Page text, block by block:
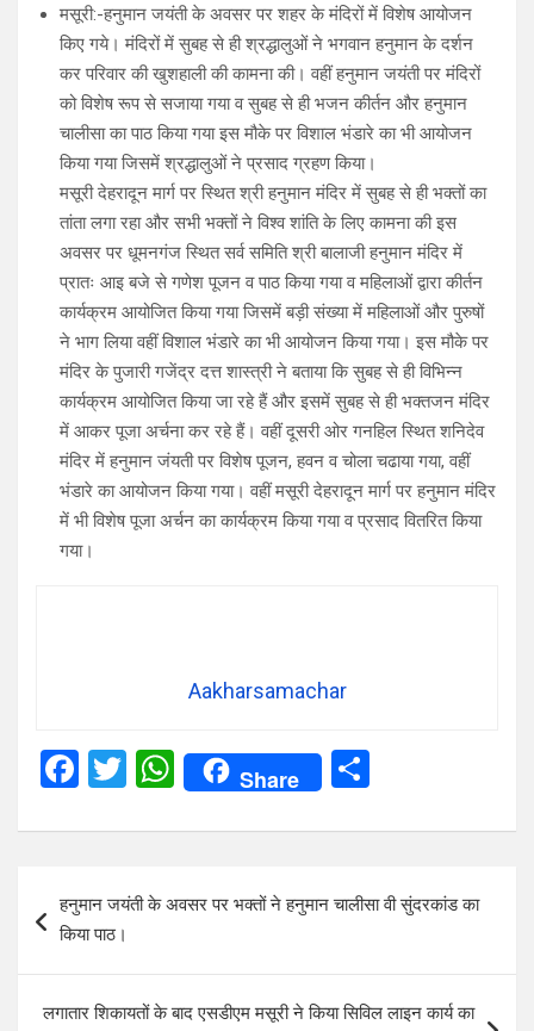
मसूरी:-हनुमान जयंती के अवसर पर शहर के मंदिरों में विशेष आयोजन
किए गये। मंदिरों में सुबह से ही श्रद्धालुओं ने भगवान हनुमान के दर्शन
कर परिवार की खुशहाली की कामना की। वहीं हनुमान जयंती पर मंदिरों
को विशेष रूप से सजाया गया व सुबह से ही भजन कीर्तन और हनुमान
चालीसा का पाठ किया गया इस मौके पर विशाल भंडारे का भी आयोजन
किया गया जिसमें श्रद्धालुओं ने प्रसाद ग्रहण किया।
मसूरी देहरादून मार्ग पर स्थित श्री हनुमान मंदिर में सुबह से ही भक्तों का
तांता लगा रहा और सभी भक्तों ने विश्व शांति के लिए कामना की इस
अवसर पर धूमनगंज स्थित सर्व समिति श्री बालाजी हनुमान मंदिर में
प्रातः आइ बजे से गणेश पूजन व पाठ किया गया व महिलाओं द्वारा कीर्तन
कार्यक्रम आयोजित किया गया जिसमें बड़ी संख्या में महिलाओं और पुरुषों
ने भाग लिया वहीं विशाल भंडारे का भी आयोजन किया गया। इस मौके पर
मंदिर के पुजारी गजेंद्र दत्त शास्त्री ने बताया कि सुबह से ही विभिन्न
कार्यक्रम आयोजित किया जा रहे हैं और इसमें सुबह से ही भक्तजन मंदिर
में आकर पूजा अर्चना कर रहे हैं। वहीं दूसरी ओर गनहिल स्थित शनिदेव
मंदिर में हनुमान जंयती पर विशेष पूजन, हवन व चोला चढाया गया, वहीं
भंडारे का आयोजन किया गया। वहीं मसूरी देहरादून मार्ग पर हनुमान मंदिर
में भी विशेष पूजा अर्चन का कार्यक्रम किया गया व प्रसाद वितरित किया
गया।
Aakharsamachar
F
ce
o
k
T
tt
er
W
h
at
A
p
Share
ar
navigation
हनुमान जयंती के अवसर पर भक्तों ने हनुमान चालीसा वी सुंदरकांड का
किया पाठ।
लगातार शिकायतों के बाद एसडीएम मसूरी ने किया सिविल लाइन कार्य का